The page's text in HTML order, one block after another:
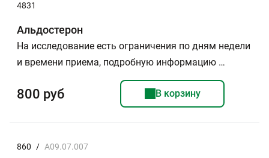
4831
Альдостерон
На исследование есть ограничения по дням недели
и времени приема, подробную информацию …
800 руб В корзину
860 / A09.07.007